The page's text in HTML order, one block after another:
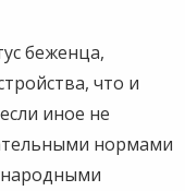
беженца,
что и
иное не
нормами